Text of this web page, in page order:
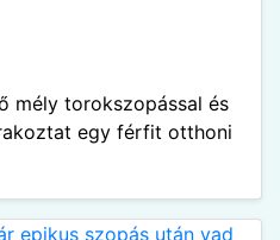
mély torokszopással és
egy férfit otthoni